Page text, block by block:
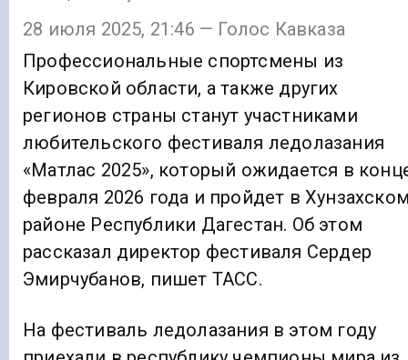
28 июля 2025, 21:46 — Голос Кавказа
Профессиональные спортсмены из
Кировской области, а также других
регионов страны станут участниками
любительского фестиваля ледолазания
«Матлас 2025», который ожидается в
февраля 2026 года и пройдет в
районе Республики Дагестан. Об этом
рассказал директор фестиваля Сердер
Эмирчубанов, пишет ТАСС.
На фестиваль ледолазания в этом году